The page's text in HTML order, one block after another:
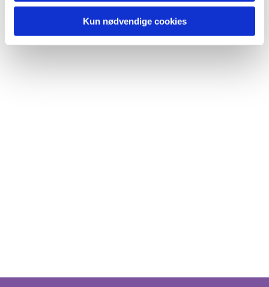
Kun nødvendige cookies